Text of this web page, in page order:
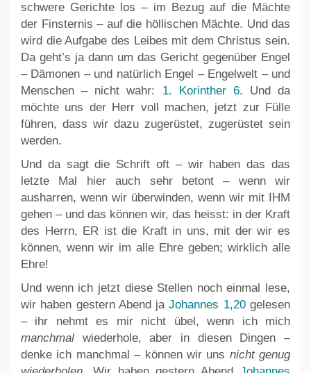
schwere Gerichte los – im Bezug auf die Mächte
der Finsternis – auf die höllischen Mächte. Und das
wird die Aufgabe des Leibes mit dem Christus sein.
Da geht’s ja dann um das Gericht gegenüber Engel
– Dämonen – und natürlich Engel – Engelwelt – und
Menschen – nicht wahr: 1. Korinther 6. Und da
möchte uns der Herr voll machen, jetzt zur Fülle
führen, dass wir dazu zugerüstet, zugerüstet sein
werden.
Und da sagt die Schrift oft – wir haben das das
letzte Mal hier auch sehr betont – wenn wir
ausharren, wenn wir überwinden, wenn wir mit IHM
gehen – und das können wir, das heisst: in der Kraft
des Herrn, ER ist die Kraft in uns, mit der wir es
können, wenn wir im alle Ehre geben; wirklich alle
Ehre!
Und wenn ich jetzt diese Stellen noch einmal lese,
wir haben gestern Abend jaJohannes 1,20gelesen
– ihr nehmt es mir nicht übel, wenn ich mich
manchmal wiederhole, aber in diesen Dingen –
denke ich manchmal – können wir uns nicht genug